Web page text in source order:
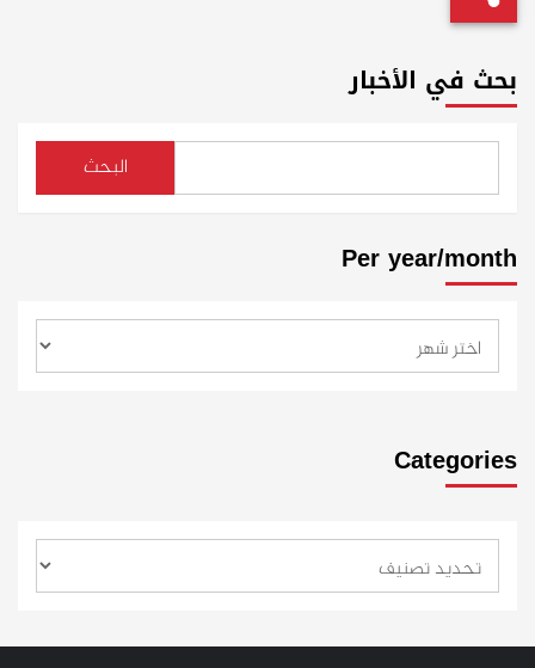
بحث في الأخبار
البحث
Per year/month
Categories